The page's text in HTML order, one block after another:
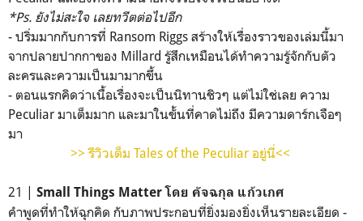
*Ps. ยังไม่สะใจ เลยทวีตต่อไปอีก
- ปริ่มมากกับการที่ Ransom Riggs สร้างให้เรื่องราวของเล่มนี้มา
จากปลายปากกาของ Millard รู้สึกเหมือนได้ทำความรู้จักกับตัว
ละครและความเป็นมามากขึ้น
- ตอนแรกคิดว่าเนื้อเรื่องจะเป็นนิทานชิวๆ แต่ไม่ใช่เลย ความ
Peculiar มาเต็มมาก และมาในขั้นที่คาดไม่ถึง มีความดาร์กเจือๆ
มา
>> รีวิวเต็ม Tales of the Peculiar อยู่นี่<<
21 | Small Things Matter โดย คัจฉกุล แก้วเกศ
คำพูดที่ทำให้ฉุกคิด กับภาพประกอบที่ยิ่งมองยิ่งเห็นรายละเอียด -